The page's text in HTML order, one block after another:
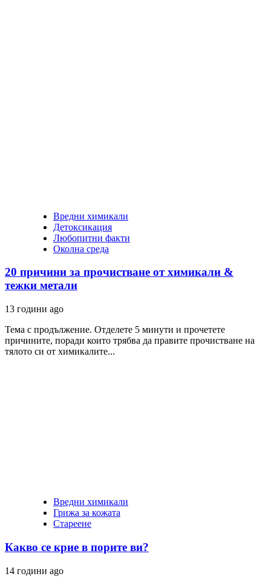
Вредни химикали
Детоксикация
Любопитни факти
Околна среда
20 причини за прочистване от химикали &
тежки метали
13 години ago
Тема с продължение. Отделете 5 минути и прочетете
причините, поради които трябва да правите прочистване на
тялото си от химикалите...
Вредни химикали
Грижа за кожата
Стареене
Какво се крие в порите ви?
14 години ago